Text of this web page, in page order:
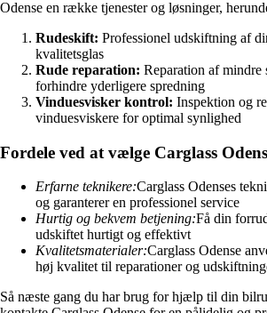
Odense en række tjenester og løsninger,
Rudeskift: Professionel udskiftning af
kvalitetsglas
Rude reparation: Reparation af mindre
forhindre yderligere spredning
Vinduesvisker kontrol: Inspektion og
vinduesviskere for optimal synlighed
Fordele ved at vælge Carglass
Erfarne teknikere:Carglass Odenses
og garanterer en professionel service
Hurtig og bekvem betjening:Få din
udskiftet hurtigt og effektivt
Kvalitetsmaterialer:Carglass Odense
høj kvalitet til reparationer og
Så næste gang du har brug for hjælp til din